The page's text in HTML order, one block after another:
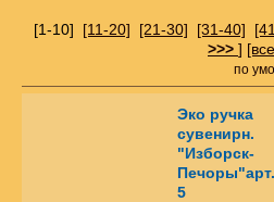
[1-10] [11-20] [21-30] [31-40]
>>> ]
по
Эко ручка
сувенирн.
"Изборск-
5